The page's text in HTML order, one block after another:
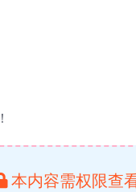
本内容需权限查